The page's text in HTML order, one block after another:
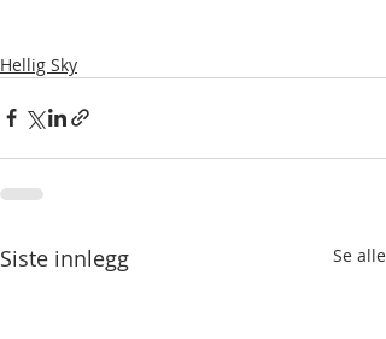
Hellig Sky
Siste innlegg Se alle